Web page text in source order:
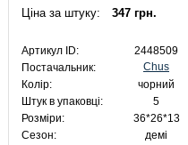
Ціна за штуку: 347 грн.
Артикул ID:
2448509
Постачальник:
Chus
Колір:
чорний
Штук в упаковці:
5
Розміри:
36*26*13
Сезон:
демі